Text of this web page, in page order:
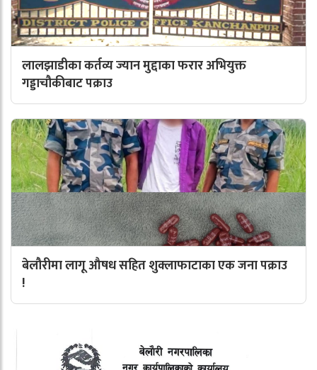
लालझाडीका कर्तव्य ज्यान मुद्दाका फरार अभियुक्त
गड्डाचौकीबाट पक्राउ
बेलौरीमा लागू औषध सहित शुक्लाफाटाका एक जना पक्राउ
!